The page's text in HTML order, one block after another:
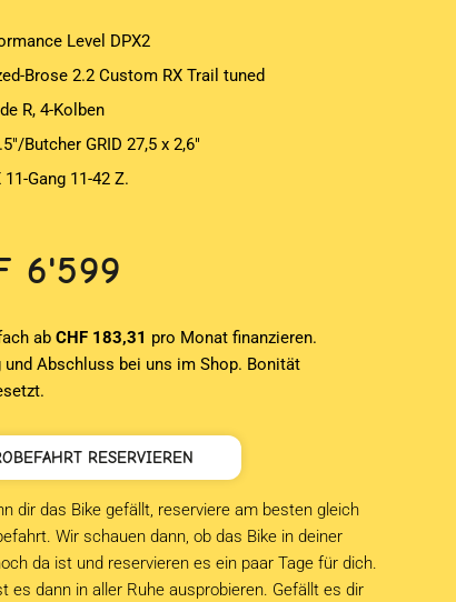
Level DPX2
Brose 2.2 Custom RX Trail tuned
R, 4-Kolben
Butcher GRID 27,5 x 2,6″
Gang 11-42 Z.
6'599
abCHF 183,31 pro Monat finanzieren.
und Abschluss bei uns im Shop. Bonität
RESERVIEREN
dir das Bike gefällt, reserviere am besten gleich
Wir schauen dann, ob das Bike in deiner
da ist und reservieren es ein paar Tage für dich.
es dann in aller Ruhe ausprobieren. Gefällt es dir